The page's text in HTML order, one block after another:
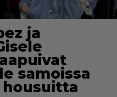
ja
samoissa
housuitta